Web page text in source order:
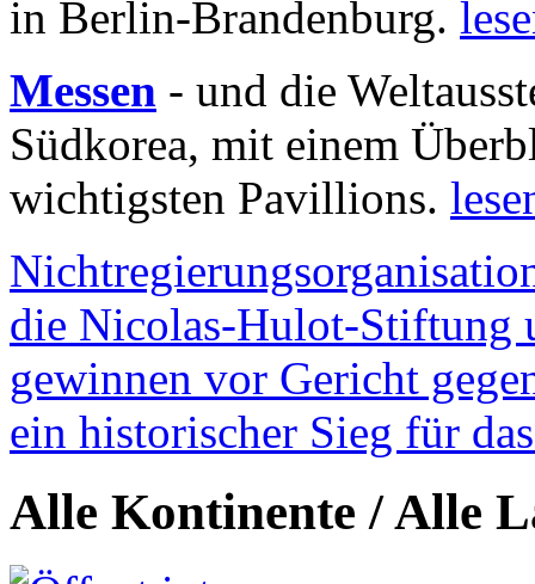
in Berlin-Brandenburg.
Messen - und die
Südkorea, mit einem
wichtigsten Pavillions.
die Nicolas-Hulot-Stiftung
gewinnen vor Gericht
ein historischer Sieg für
Alle Kontinente / Alle